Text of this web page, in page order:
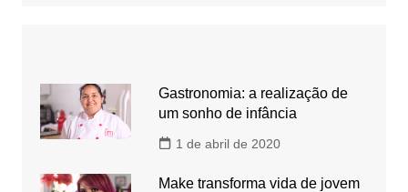
Gastronomia: a realização de
um sonho de infância
1 de abril de 2020
Make transforma vida de jovem